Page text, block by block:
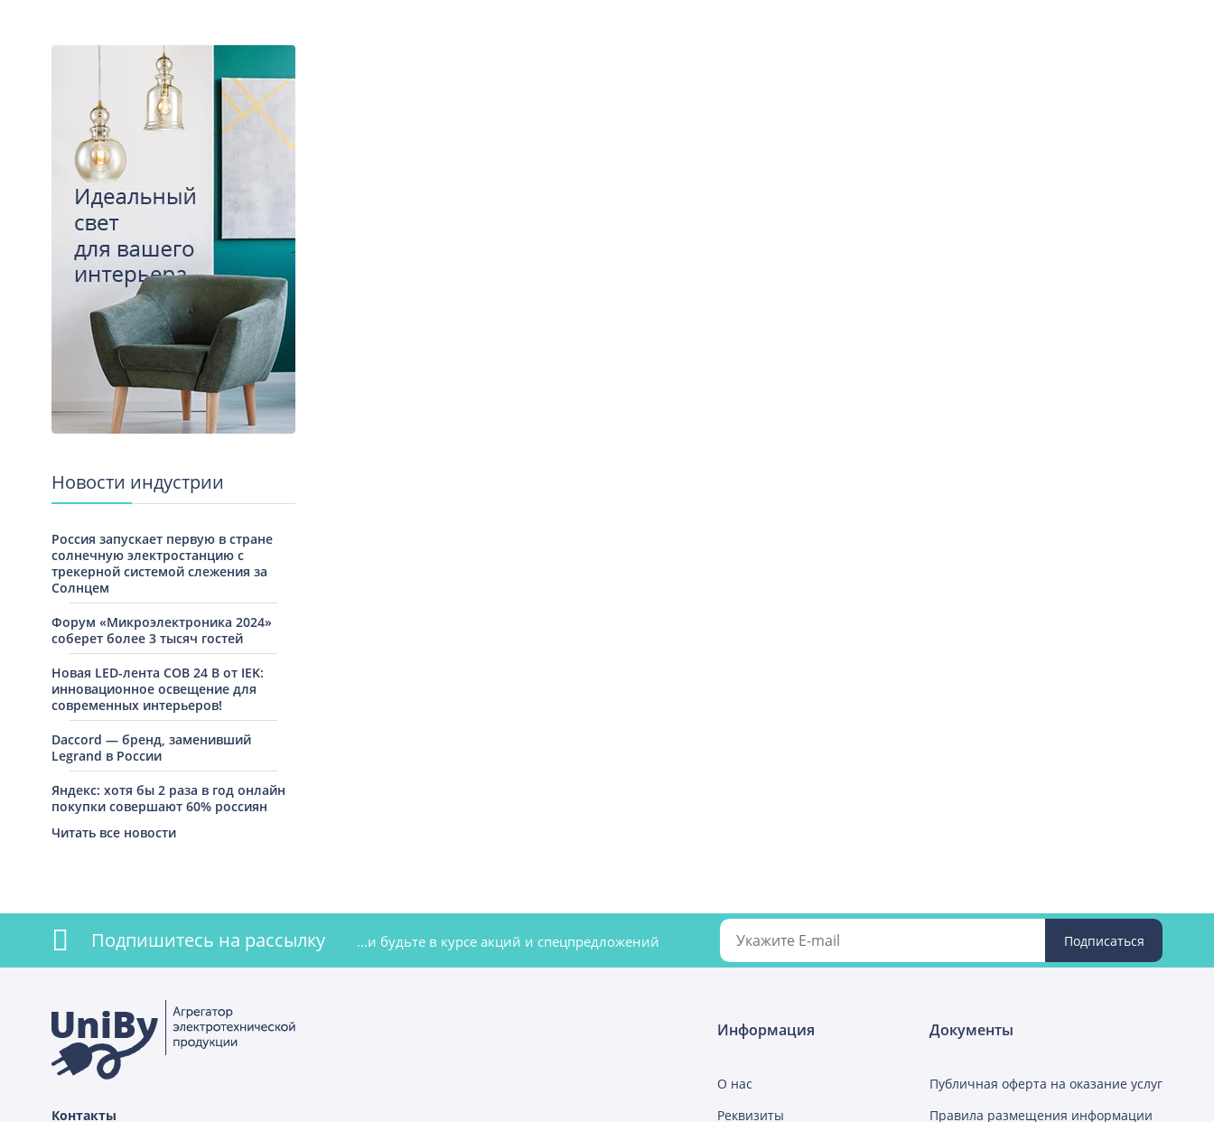
Новости индустрии
Россия запускает первую в стране
солнечную электростанцию с
трекерной системой слежения за
Солнцем
Форум «Микроэлектроника 2024»
соберет более 3 тысяч гостей
Новая LED-лента COB 24 В от IEK:
инновационное освещение для
современных интерьеров!
Daccord — бренд, заменивший
Legrand в России
Яндекс: хотя бы 2 раза в год онлайн
покупки совершают 60% россиян
Читать все новости
Подпишитесь на рассылку ...и будьте в курсе акций и спецпредложений
Контакты
Информация
О нас
Реквизиты
Документы
Публичная оферта на оказание услуг
Правила размещения информации